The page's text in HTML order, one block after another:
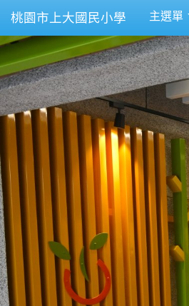
桃園市上大國民小學 主選單